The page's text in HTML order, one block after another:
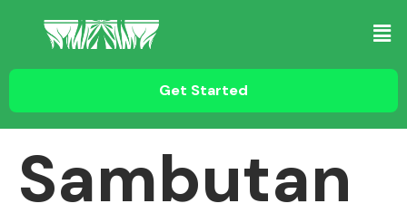
Get Started
Sambutan